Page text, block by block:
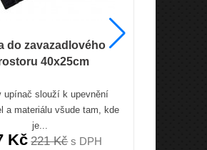
do zavazadlového
40x25cm
upínač slouží k upevnění
a materiálu všude tam, kde
je...
Kč 221 Kčs DPH